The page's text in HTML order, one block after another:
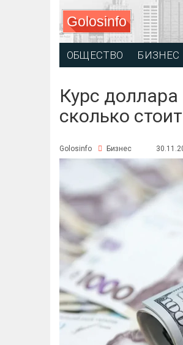
Golosinfo
ОБЩЕСТВО БИЗНЕС
Курс
сколько
Golosinfo Бизнес